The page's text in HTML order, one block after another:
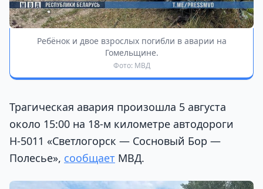
Ребёнок и двое взрослых погибли в аварии на
Гомельщине.
Фото: МВД
Трагическая авария произошла 5 августа
около 15:00 на 18-м километре автодороги
Н-5011 «Светлогорск — Сосновый Бор —
Полесье», сообщает МВД.